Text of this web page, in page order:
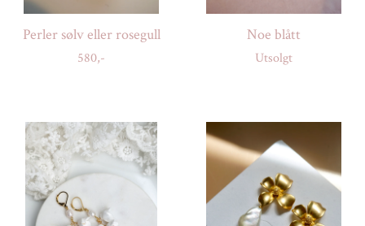
Perler sølv eller rosegull
580,-
Noe blått
Utsolgt